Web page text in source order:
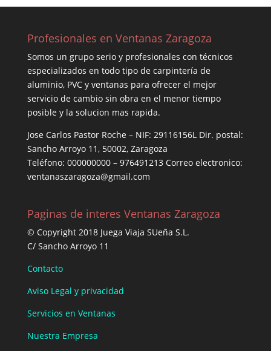
Profesionales en Ventanas Zaragoza
Somos un grupo serio y profesionales con técnicos
especializados en todo tipo de carpintería de
aluminio, PVC y ventanas para ofrecer el mejor
servicio de cambio sin obra en el menor tiempo
posible y la solucion mas rapida.
Jose Carlos Pastor Roche – NIF: 29116156L Dir. postal:
Sancho Arroyo 11, 50002, Zaragoza
Teléfono: 000000000 – 976491213 Correo electronico:
ventanaszaragoza@gmail.com
Paginas de interes Ventanas Zaragoza
© Copyright 2018 Juega Viaja SUeña S.L.
C/ Sancho Arroyo 11
Contacto
Aviso Legal y privacidad
Servicios en Ventanas
Nuestra Empresa